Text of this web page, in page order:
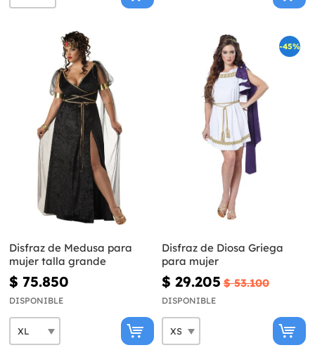
Disfraz de Medusa para
mujer talla grande
$ 75.850
DISPONIBLE
-45%
Disfraz de Diosa Griega
para mujer
$ 29.205 $ 53.100
DISPONIBLE